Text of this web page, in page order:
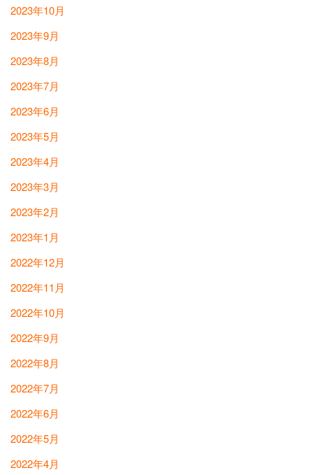
2023年10月
2023年9月
2023年8月
2023年7月
2023年6月
2023年5月
2023年4月
2023年3月
2023年2月
2023年1月
2022年12月
2022年11月
2022年10月
2022年9月
2022年8月
2022年7月
2022年6月
2022年5月
2022年4月